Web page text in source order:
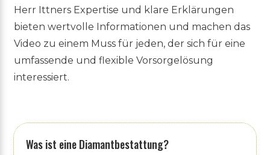
Herr Ittners Expertise und klare Erklärungen
bieten wertvolle Informationen und machen das
Video zu einem Muss für jeden, der sich für eine
umfassende und flexible Vorsorgelösung
interessiert.
Was ist eine Diamantbestattung?